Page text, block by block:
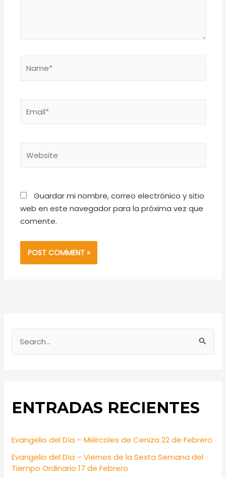
Guardar mi nombre, correo electrónico y sitio
web en este navegador para la próxima vez que
comente.
c
r
ENTRADAS RECIENTES
Evangelio del Día – Miércoles de Ceniza 22 de Febrero
Evangelio del Día – Viernes de la Sexta Semana del
Tiempo Ordinario 17 de Febrero